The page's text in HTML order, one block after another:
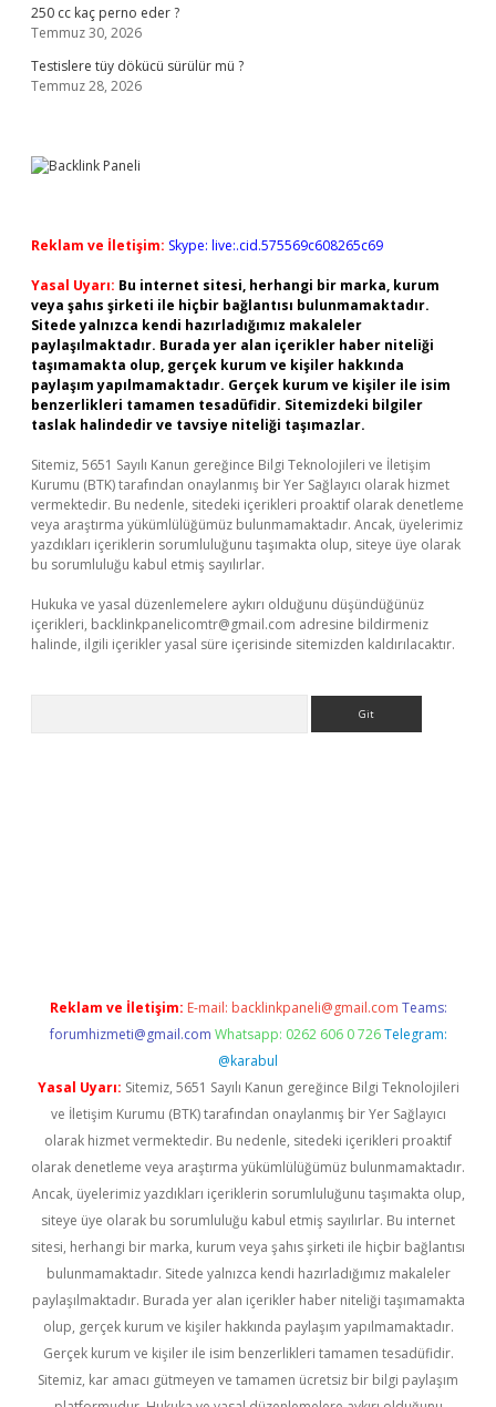
250 cc kaç perno eder ?
Temmuz 30, 2026
Testislere tüy dökücü sürülür mü ?
Temmuz 28, 2026
Reklam ve İletişim: Skype: live:.cid.575569c608265c69
Yasal Uyarı: Bu internet sitesi, herhangi bir marka, kurum
veya şahıs şirketi ile hiçbir bağlantısı bulunmamaktadır.
Sitede yalnızca kendi hazırladığımız makaleler
paylaşılmaktadır. Burada yer alan içerikler haber niteliği
taşımamakta olup, gerçek kurum ve kişiler hakkında
paylaşım yapılmamaktadır. Gerçek kurum ve kişiler ile isim
benzerlikleri tamamen tesadüfidir. Sitemizdeki bilgiler
taslak halindedir ve tavsiye niteliği taşımazlar.
Sitemiz, 5651 Sayılı Kanun gereğince Bilgi Teknolojileri ve İletişim
Kurumu (BTK) tarafından onaylanmış bir Yer Sağlayıcı olarak hizmet
vermektedir. Bu nedenle, sitedeki içerikleri proaktif olarak denetleme
veya araştırma yükümlülüğümüz bulunmamaktadır. Ancak, üyelerimiz
yazdıkları içeriklerin sorumluluğunu taşımakta olup, siteye üye olarak
bu sorumluluğu kabul etmiş sayılırlar.
Hukuka ve yasal düzenlemelere aykırı olduğunu düşündüğünüz
içerikleri, backlinkpanelicomtr@gmail.com adresine bildirmeniz
halinde, ilgili içerikler yasal süre içerisinde sitemizden kaldırılacaktır.
Reklam ve İletişim: E-mail: backlinkpaneli@gmail.com Teams:
forumhizmeti@gmail.com Whatsapp: 0262 606 0 726 Telegram:
@karabul
Yasal Uyarı: Sitemiz, 5651 Sayılı Kanun gereğince Bilgi Teknolojileri
ve İletişim Kurumu (BTK) tarafından onaylanmış bir Yer Sağlayıcı
olarak hizmet vermektedir. Bu nedenle, sitedeki içerikleri proaktif
olarak denetleme veya araştırma yükümlülüğümüz bulunmamaktadır.
Ancak, üyelerimiz yazdıkları içeriklerin sorumluluğunu taşımakta olup,
siteye üye olarak bu sorumluluğu kabul etmiş sayılırlar. Bu internet
sitesi, herhangi bir marka, kurum veya şahıs şirketi ile hiçbir bağlantısı
bulunmamaktadır. Sitede yalnızca kendi hazırladığımız makaleler
paylaşılmaktadır. Burada yer alan içerikler haber niteliği taşımamakta
olup, gerçek kurum ve kişiler hakkında paylaşım yapılmamaktadır.
Gerçek kurum ve kişiler ile isim benzerlikleri tamamen tesadüfidir.
Sitemiz, kar amacı gütmeyen ve tamamen ücretsiz bir bilgi paylaşım